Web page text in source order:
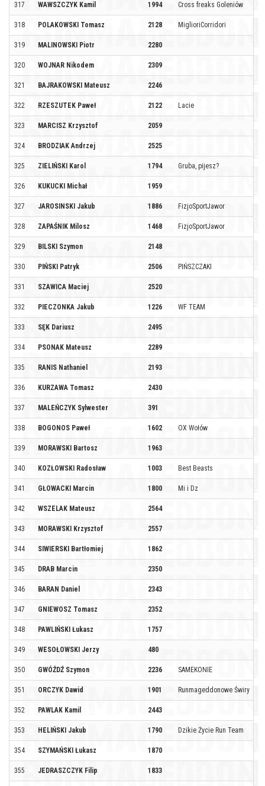
317 WAWSZCZYK Kamil 1994 Cross freaks Goleniów
318 POLAKOWSKI Tomasz 2128 MiglioriCorridori
319 MALINOWSKI Piotr 2280
320 WOJNAR Nikodem 2309
321 BAJRAKOWSKI Mateusz 2246
322 RZESZUTEK Paweł 2122 Lacie
323 MARCISZ Krzysztof 2059
324 BRODZIAK Andrzej 2525
325 ZIELIŃSKI Karol 1794 Gruba, pijesz?
326 KUKUCKI Michał 1959
327 JAROSINSKI Jakub 1886 FizjoSportJawor
328 ZAPAŚNIK Milosz 1468 FizjoSportJawor
329 BILSKI Szymon 2148
330 PIŃSKI Patryk 2506 PIŃSZCZAKI
331 SZAWICA Maciej 2520
332 PIECZONKA Jakub 1226 WF TEAM
333 SĘK Dariusz 2495
334 PSONAK Mateusz 2289
335 RANIS Nathaniel 2193
336 KURZAWA Tomasz 2430
337 MALEŃCZYK Sylwester 391
338 BOGONOS Paweł 1602 OX Wołów
339 MORAWSKI Bartosz 1963
340 KOZŁOWSKI Radosław 1003 Best Beasts
341 GŁOWACKI Marcin 1800 Mi i Dz
342 WSZELAK Mateusz 2564
343 MORAWSKI Krzysztof 2557
344 SIWIERSKI Bartłomiej 1862
345 DRAB Marcin 2350
346 BARAN Daniel 2343
347 GNIEWOSZ Tomasz 2352
348 PAWLIŃSKI Łukasz 1757
349 WESOŁOWSKI Jerzy 480
350 GWÓŹDŹ Szymon 2236 SAMEKONIE
351 ORCZYK Dawid 1901 Runmageddonowe Świry
352 PAWLAK Kamil 2443
353 HELIŃSKI Jakub 1790 Dzikie Życie Run Team
354 SZYMAŃSKI Łukasz 1870
355 JEDRASZCZYK Filip 1833